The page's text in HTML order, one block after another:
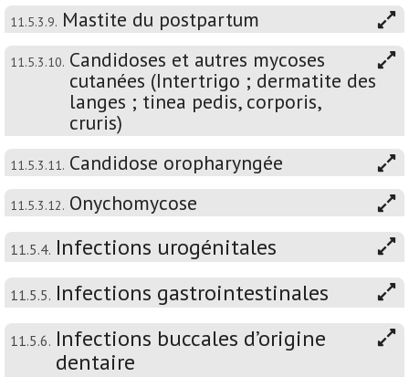
11.5.3.9. Mastite du postpartum
11.5.3.10. Candidoses et autres mycoses
cutanées (Intertrigo ; dermatite des
langes ; tinea pedis, corporis,
cruris)
11.5.3.11. Candidose oropharyngée
11.5.3.12. Onychomycose
11.5.4. Infections urogénitales
11.5.5. Infections gastrointestinales
11.5.6. Infections buccales d’origine
dentaire